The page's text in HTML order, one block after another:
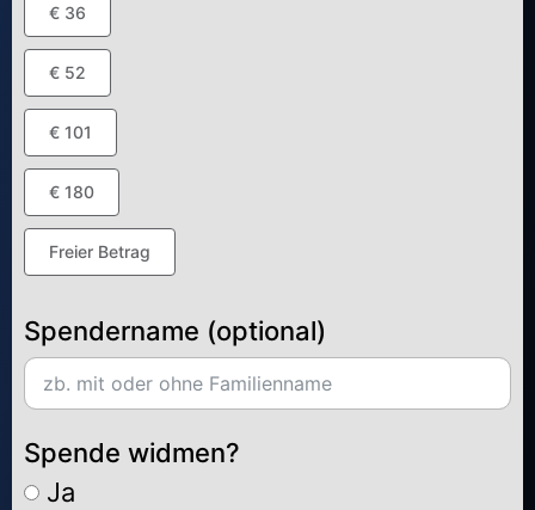
€ 36
€ 52
€ 101
€ 180
Freier Betrag
Spendername (optional)
Spende widmen?
Ja